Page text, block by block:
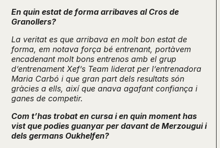
En quin estat de forma arribaves al Cros de
Granollers?
La veritat es que arribava en molt bon estat de
forma, em notava força bé entrenant, portàvem
encadenant molt bons entrenos amb el grup
d’entrenament Xef’s Team liderat per l’entrenadora
Maria Carbó i que gran part dels resultats són
gràcies a ells, així que anava agafant confiança i
ganes de competir.
Com t’has trobat en cursa i en quin moment has
vist que podies guanyar per davant de Merzougui i
dels germans Oukhelfen?